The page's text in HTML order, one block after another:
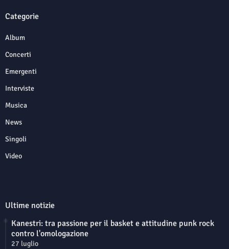
Categorie
Album
Concerti
Emergenti
Interviste
Musica
News
Singoli
Video
Ultime notizie
Kanestri: tra passione per il basket e attitudine punk rock
contro l'omologazione
27 luglio